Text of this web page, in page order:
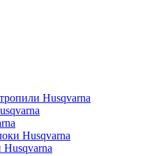
Husqvarna
Husqvarna
Husqvarna